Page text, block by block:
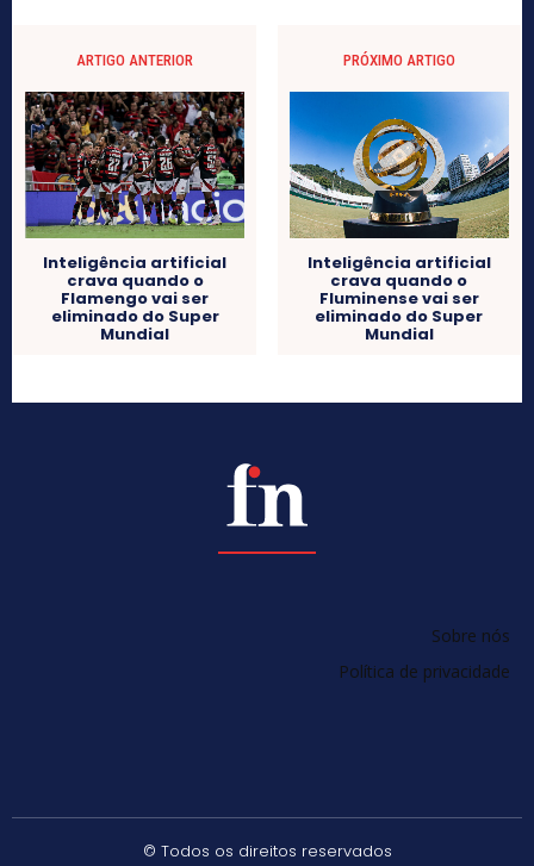
ARTIGO ANTERIOR
Inteligência artificial
crava quando o
Flamengo vai ser
eliminado do Super
Mundial
PRÓXIMO ARTIGO
Inteligência artificial
crava quando o
Fluminense vai ser
eliminado do Super
Mundial
Sobre nós
Política de privacidade
© Todos os direitos reservados